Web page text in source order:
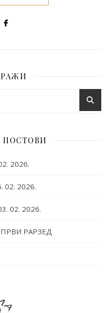
ПОСТОВИ
2026.
2026.
02. 2026.
РАРЗЕД